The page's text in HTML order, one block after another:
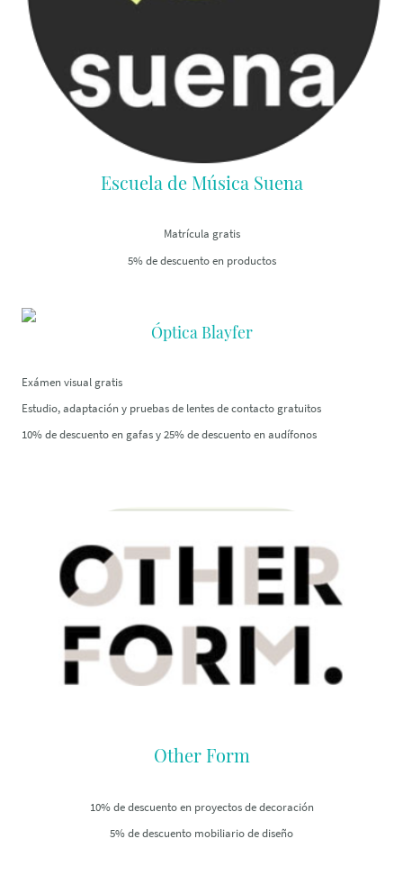
Escuela de Música Suena
Matrícula gratis
5% de descuento en productos
Óptica Blayfer
Exámen visual gratis
Estudio, adaptación y pruebas de lentes de contacto gratuitos
10% de descuento en gafas y 25% de descuento en audífonos
Other Form
10% de descuento en proyectos de decoración
5% de descuento mobiliario de diseño